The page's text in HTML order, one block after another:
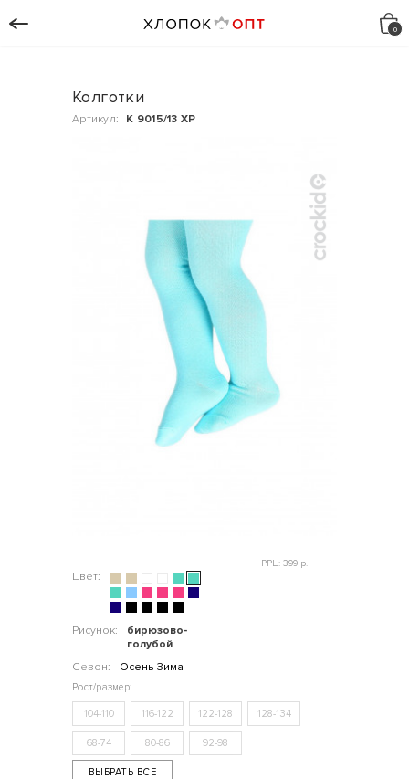
Колготки
Артикул: К 9015/13 ХР
Цвет:
Рисунок:
бирюзово-
голубой
Сезон:
Осень-Зима
РРЦ: 399 р.
104-110 116-122 122-128 128-134
68-74 80-86 92-98
ВЫБРАТЬ ВСЕ